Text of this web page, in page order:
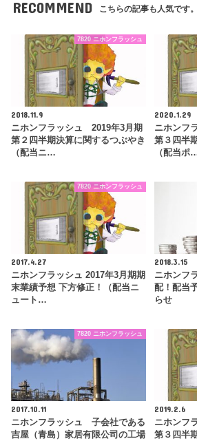
RECOMMEND こちらの記事も人気です。
7820 ニホンフラッシュ
2018.11.9
ニホンフラッシュ 2019年3月期
第２四半期決算に関するつぶやき
（配当ニ…
2020.1.29
ニホンフ
第３四半
（配当ポ
7820 ニホンフラッシュ
2017.4.27
ニホンフラッシュ 2017年3月期期
末業績予想 下方修正！（配当ニ
ュート…
2018.3.15
ニホンフ
配！配当
らせ
7820 ニホンフラッシュ
2017.10.11
ニホンフラッシュ 子会社である
吉屋（青島）家居有限公司の工場
2019.2.6
ニホンフ
第３四半